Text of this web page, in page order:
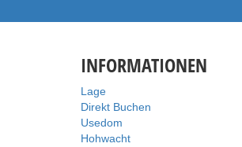
INFORMATIONEN
Lage
Direkt Buchen
Usedom
Hohwacht